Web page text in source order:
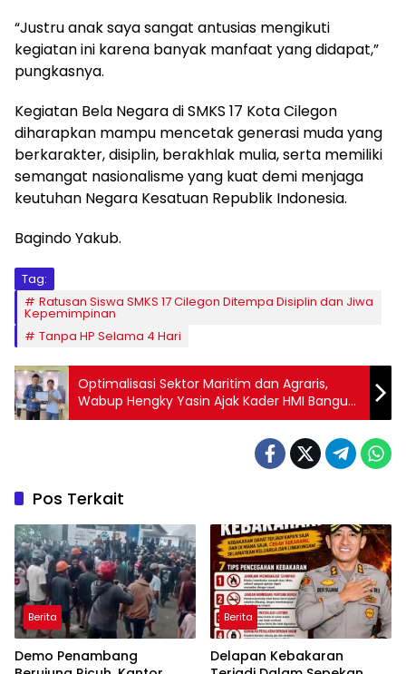
“Justru anak saya sangat antusias mengikuti
kegiatan ini karena banyak manfaat yang didapat,”
pungkasnya.
Kegiatan Bela Negara di SMKS 17 Kota Cilegon
diharapkan mampu mencetak generasi muda yang
berkarakter, disiplin, berakhlak mulia, serta memiliki
semangat nasionalisme yang kuat demi menjaga
keutuhan Negara Kesatuan Republik Indonesia.
Bagindo Yakub.
Tag:
Ratusan Siswa SMKS 17 Cilegon Ditempa Disiplin dan Jiwa
Kepemimpinan
Tanpa HP Selama 4 Hari
Optimalisasi Sektor Maritim dan Agraris,
Wabup Hengky Yasin Ajak Kader HMI Bangun
Takalar dari Desa dan Pesisir
Pos Terkait
Berita
Demo Penambang
Berita
Delapan Kebakaran